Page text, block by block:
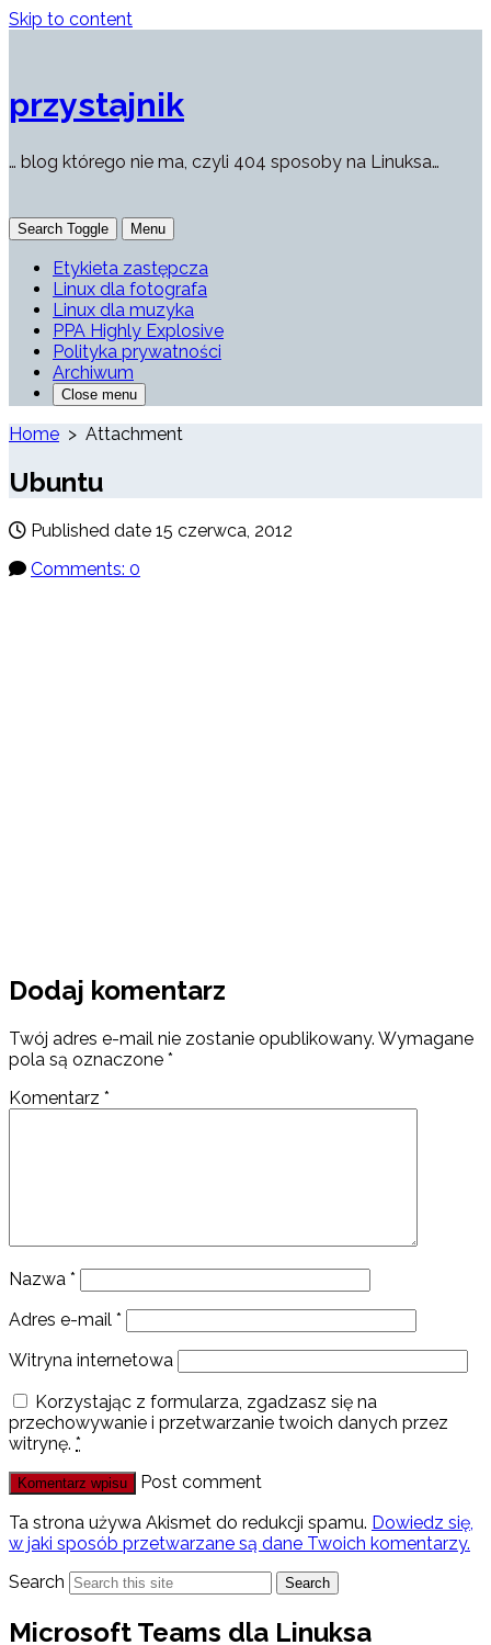
Skip to content
przystajnik
… blog którego nie ma, czyli 404 sposoby na Linuksa…
Search Toggle Menu
Etykieta zastępcza
Linux dla fotografa
Linux dla muzyka
PPA Highly Explosive
Polityka prywatności
Archiwum
Close menu
Home > Attachment
Ubuntu
Published date 15 czerwca, 2012
Comments: 0
Dodaj komentarz
Twój adres e-mail nie zostanie opublikowany. Wymagane
pola są oznaczone *
Komentarz *
Nazwa *
Adres e-mail *
Witryna internetowa
Korzystając z formularza, zgadzasz się na
przechowywanie i przetwarzanie twoich danych przez
witrynę. *
Post comment
Ta strona używa Akismet do redukcji spamu. Dowiedz się,
w jaki sposób przetwarzane są dane Twoich komentarzy.
Search
Search
Microsoft Teams dla Linuksa